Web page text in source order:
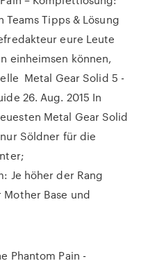
Tipps & Lösung
eure Leute
einheimsen können,
Metal Gear Solid 5 -
26. Aug. 2015 In
Metal Gear Solid
Söldner für die
Je höher der Rang
Base und
Phantom Pain -